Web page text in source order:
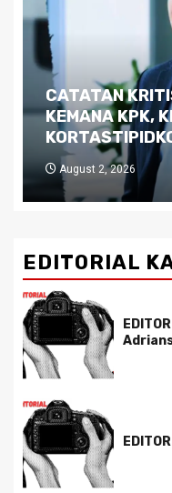
Dilema Kaltim
Kutukan
Pemimpin
July 29, 2026
EDITORIAL